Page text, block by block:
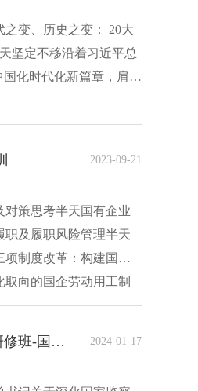
变、历史之变： 20大
坚定不移沿着习近平总
化时代化新篇章，肩负
2023-09-21
对策思考半天国有企业
职及履职风险管理半天
制度改革：构建国企
向的国企劳动用工制
湖南大学国有企业纪检监察干部履职能力提升专题研修班-国企培训 2024-01-17